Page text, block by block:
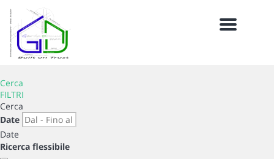
Menu
Cerca
FILTRI
Cerca
Date
Date
Ricerca flessibile